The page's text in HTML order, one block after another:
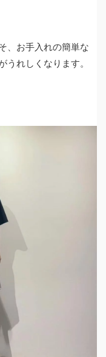
、お手入れの簡単な
うれしくなります。